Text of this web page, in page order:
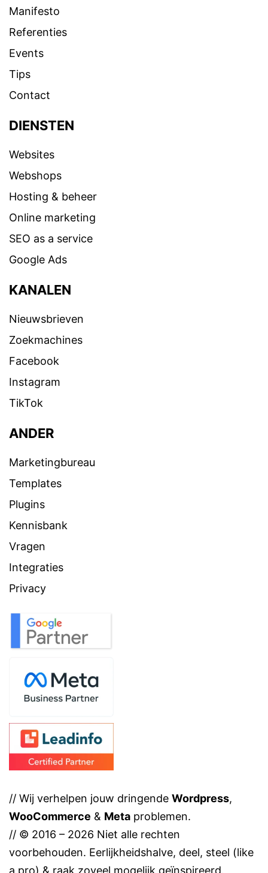
Manifesto
Referenties
Events
Tips
Contact
DIENSTEN
Websites
Webshops
Hosting & beheer
Online marketing
SEO as a service
Google Ads
KANALEN
Nieuwsbrieven
Zoekmachines
Facebook
Instagram
TikTok
ANDER
Marketingbureau
Templates
Plugins
Kennisbank
Vragen
Integraties
Privacy
// Wij verhelpen jouw dringende Wordpress,
WooCommerce & Meta problemen.
// © 2016 – 2026 Niet alle rechten
voorbehouden. Eerlijkheidshalve, deel, steel (like
a pro) & raak zoveel mogelijk geïnspireerd.